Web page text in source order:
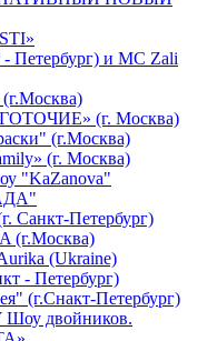
Петербург) и MC Zali
(г. Москва)
(г.Москва)
(г. Москва)
"KaZanova"
Петербург)
(г.Москва)
(Ukraine)
- Петербург)
(г.Снакт-Петербург)
двойников.